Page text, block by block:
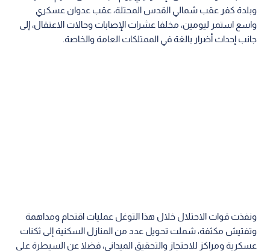
وبلدة كفر عقب شمالي القدس المحتلة، عقب عدوان عسكري
واسع استمر ليومين، مخلفا عشرات الإصابات وحالات الاعتقال، إلى
جانب إحداث أضرار بالغة في الممتلكات العامة والخاصة.
ونفذت قوات الاحتلال خلال هذا التوغل عمليات اقتحام ومداهمة
وتفتيش مكثفة، شملت تحويل عدد من المنازل السكنية إلى ثكنات
عسكرية ومراكز للاحتجاز والتحقيق الميداني، فضلا عن السيطرة على